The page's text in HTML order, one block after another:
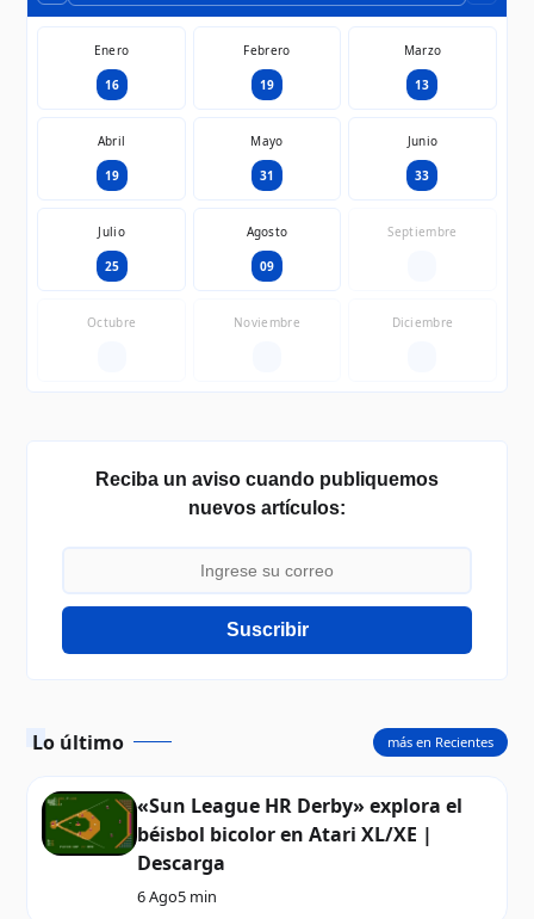
Enero
16
Febrero
19
Marzo
13
Abril
19
Mayo
31
Junio
33
Julio
25
Agosto
09
Septiembre
Octubre Noviembre Diciembre
Reciba un aviso cuando publiquemos
nuevos artículos:
Suscribir
Lo último
«Sun League HR Derby» explora el
béisbol bicolor en Atari XL/XE |
Descarga
6 Ago5 min
más en Recientes